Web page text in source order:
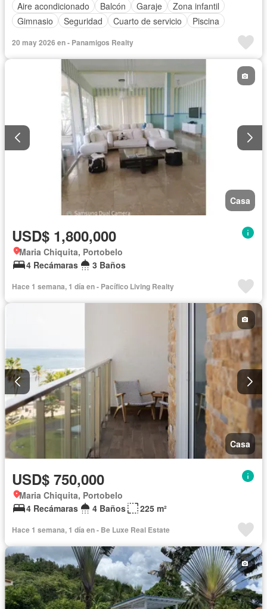
Aire acondicionado Balcón Garaje
Zona infantil
Gimnasio
Seguridad Cuarto de servicio Piscina
20 may 2026 en - Panamigos Realty
Casa
USD$ 1,800,000
Maria Chiquita, Portobelo
4 Recámaras
3 Baños
Hace 1 semana, 1 día en - Pacífico Living Realty
Casa
USD$ 750,000
Maria Chiquita, Portobelo
4 Recámaras
4 Baños 225 m²
Hace 1 semana, 1 día en - Be Luxe Real Estate